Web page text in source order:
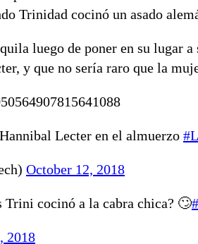
Trinidad cocinó un asado
luego de poner en su lugar
y que no sería raro que la
Lecter en el almuerzo
October 12, 2018
Trini cocinó a la cabra chica? 🙄
2018